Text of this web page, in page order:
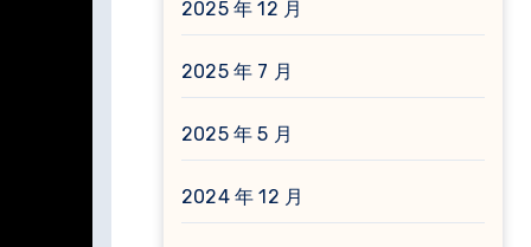
2025 年 12 月
2025 年 7 月
2025 年 5 月
2024 年 12 月